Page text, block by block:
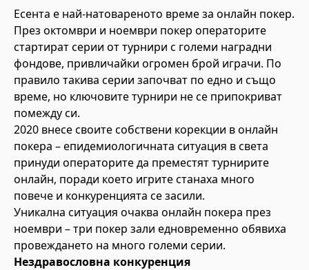
Есента е най-натовареното време за онлайн покер.
През октомври и ноември покер операторите
стартират серии от турнири с големи наградни
фондове, привличайки огромен брой играчи. По
правило такива серии започват по едно и също
време, но ключовите турнири не се припокриват
помежду си.
2020 внесе своите собствени корекции в онлайн
покера – епидемиологичната ситуация в света
принуди операторите да преместят турнирите
онлайн, поради което игрите станаха много
повече и конкуренцията се засили.
Уникална ситуация очаква онлайн покера през
ноември – три покер зали едновременно обявиха
провеждането на много големи серии.
Нездравословна конкуренция